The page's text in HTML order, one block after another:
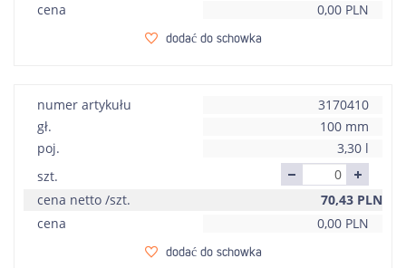
cena
0,00 PLN
dodać do schowka
numer artykułu
3170410
gł.
100 mm
poj.
3,30 l
szt.
cena netto /szt.
70,43 PLN
cena
0,00 PLN
dodać do schowka